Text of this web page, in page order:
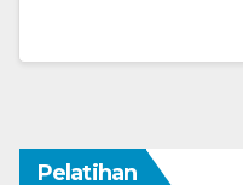
Pelatihan